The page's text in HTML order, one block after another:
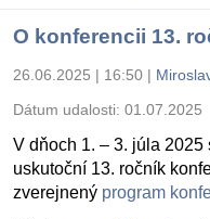
O konferencii 13.
26.06.2025 | 16:50 |
Dátum udalosti: 01.07.2025
V dňoch 1. – 3. júla
uskutoční 13. ročník
zverejnený program